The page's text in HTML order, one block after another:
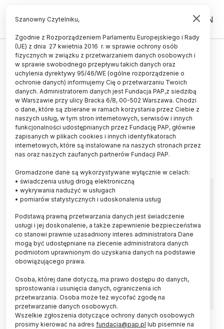
PL EN
FNP
Ponad 37 mln zł dla młodych
badaczy od Fundacji na rzecz
Nauki Polskiej
Trwa nabór do programów FIRST TEAM,
HOMING oraz POWROTY Fundacji na rzecz
Nauki Polskiej. W tej edycji na konkursy te - dla
łącznie 37 mln zł. Nabór trwa do 5 marca.
Szanowny Czytelniku,
Zgodnie z Rozporządzeniem Parlamentu Europejskiego i Rady
(UE) z dnia 27 kwietnia 2016 r. w sprawie ochrony osób
fizycznych w związku z przetwarzaniem danych osobowych i
w sprawie swobodnego przepływu takich danych oraz
uchylenia dyrektywy 95/46/WE (ogólne rozporządzenie o
ochronie danych) informujemy Cię o przetwarzaniu Twoich
danych. Administratorem danych jest Fundacja PAP,z siedzibą
w Warszawie przy ulicy Bracka 6/8, 00-502 Warszawa. Chodzi
o dane, które są zbierane w ramach korzystania przez Ciebie z
naszych usług, w tym stron internetowych, serwisów i innych
funkcjonalności udostępnianych przez Fundację PAP, głównie
zapisanych w plikach cookies i innych identyfikatorach
internetowych, które są instalowane na naszych stronach przez
nas oraz naszych zaufanych partnerów Fundacji PAP.
Gromadzone dane są wykorzystywane wyłącznie w celach:
• świadczenia usług drogą elektroniczną
• wykrywania nadużyć w usługach
• pomiarów statystycznych i udoskonalenia usług
Podstawą prawną przetwarzania danych jest świadczenie
usługi i jej doskonalenie, a także zapewnienie bezpieczeństwa
co stanowi prawnie uzasadniony interes administratora Dane
mogą być udostępniane na zlecenie administratora danych
podmiotom uprawnionym do uzyskania danych na podstawie
obowiązującego prawa.
Osoba, której dane dotyczą, ma prawo dostępu do danych,
sprostowania i usunięcia danych, ograniczenia ich
przetwarzania. Osoba może też wycofać zgodę na
przetwarzanie danych osobowych.
Wszelkie zgłoszenia dotyczące ochrony danych osobowych
prosimy kierować na adres fundacja@pap.pl lub pisemnie na